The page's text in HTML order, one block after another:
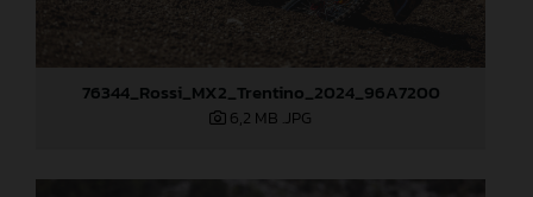
76344_Rossi_MX2_Trentino_2024_96A7200
6,2 MB .JPG